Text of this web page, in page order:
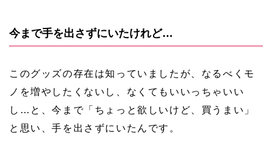
今まで手を出さずにいたけれど…
このグッズの存在は知っていましたが、なるべくモ
ノを増やしたくないし、なくてもいいっちゃいい
し…と、今まで「ちょっと欲しいけど、買うまい」
と思い、手を出さずにいたんです。